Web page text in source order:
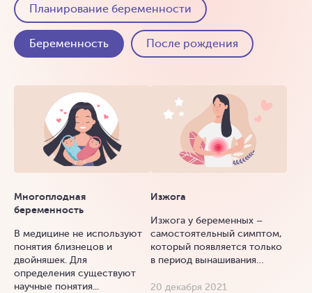
Планирование беременности
Беременность После рождения
Многоплодная
беременность
В медицине не используют
понятия близнецов и
двойняшек. Для
определения существуют
научные понятия...
Изжога
Изжога у беременных –
самостоятельный симптом,
который появляется только
в период вынашивания…
20 декабря 2021